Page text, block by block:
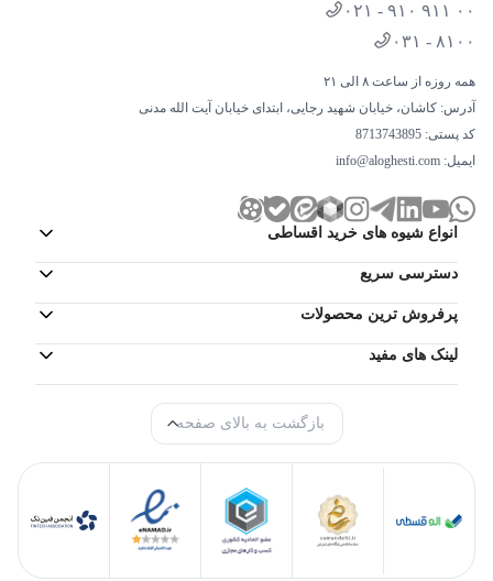
۰۲۱ - ۹۱۰ ۹۱۱ ۰۰
۰۳۱ - ۸۱۰۰
همه روزه از ساعت ۸ الی ۲۱
آدرس: کاشان، خیابان شهید رجایی، ابتدای خیابان آیت الله مدنی
کد پستی: 8713743895
ایمیل: info@aloghesti.com
انواع شیوه های خرید اقساطی
دسترسی سریع
پرفروش ترین محصولات
لینک های مفید
بازگشت به بالای صفحه